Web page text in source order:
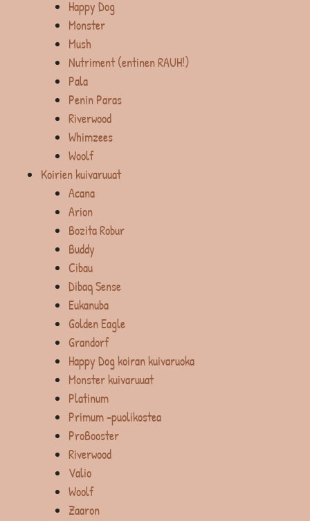
Happy Dog
Monster
Mush
Nutriment (entinen RAUH!)
Pala
Penin Paras
Riverwood
Whimzees
Woolf
Koirien kuivaruuat
Acana
Arion
Bozita Robur
Buddy
Cibau
Dibaq Sense
Eukanuba
Golden Eagle
Grandorf
Happy Dog koiran kuivaruoka
Monster kuivaruuat
Platinum
Primum -puolikostea
ProBooster
Riverwood
Valio
Woolf
Zaaron